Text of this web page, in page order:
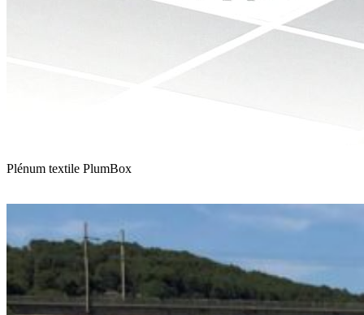
Plénum textile PlumBox